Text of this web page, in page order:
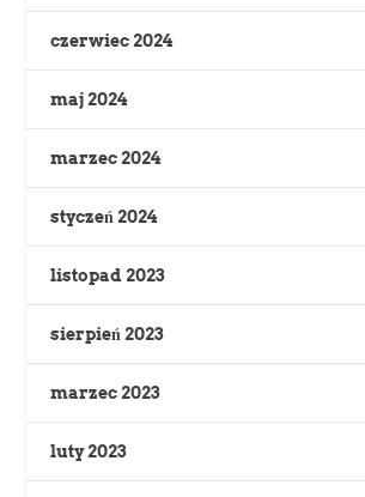
czerwiec 2024
maj 2024
marzec 2024
styczeń 2024
listopad 2023
sierpień 2023
marzec 2023
luty 2023